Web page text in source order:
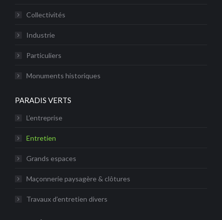
Collectivités
Industrie
Particuliers
Monuments historiques
PARADIS VERTS
L’entreprise
Entretien
Grands espaces
Maçonnerie paysagère & clôtures
Travaux d’entretien divers